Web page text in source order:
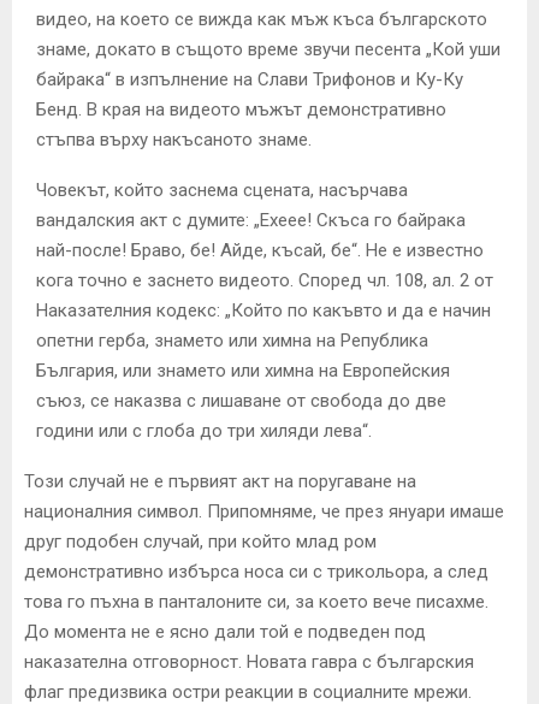
видео, на което се вижда как мъж къса българското
знаме, докато в същото време звучи песента „Кой уши
байрака“ в изпълнение на Слави Трифонов и Ку-Ку
Бенд. В края на видеото мъжът демонстративно
стъпва върху накъсаното знаме.
Човекът, който заснема сцената, насърчава
вандалския акт с думите: „Ехеее! Скъса го байрака
най-после! Браво, бе! Айде, късай, бе“. Не е известно
кога точно е заснето видеото. Според чл. 108, ал. 2 от
Наказателния кодекс: „Който по какъвто и да е начин
опетни герба, знамето или химна на Република
България, или знамето или химна на Европейския
съюз, се наказва с лишаване от свобода до две
години или с глоба до три хиляди лева“.
Този случай не е първият акт на поругаване на
националния символ. Припомняме, че през януари имаше
друг подобен случай, при който млад ром
демонстративно избърса носа си с трикольора, а след
това го пъхна в панталоните си, за което вече писахме.
До момента не е ясно дали той е подведен под
наказателна отговорност. Новата гавра с българския
флаг предизвика остри реакции в социалните мрежи.